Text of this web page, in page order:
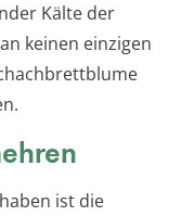
Kälte der
keinen einzigen
ist die